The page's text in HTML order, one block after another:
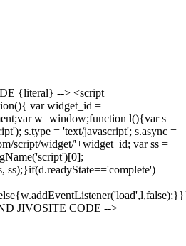
{literal} --> <script
var widget_id =
w=window;function l(){var s =
s.type = 'text/javascript'; s.async =
script/widget/'+widget_id; var ss =
ss);}if(d.readyState=='complete')
JIVOSITE CODE -->